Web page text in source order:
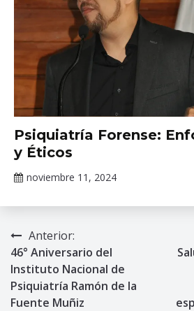
Todo
Psiquiatría Forense:
y Éticos
noviembre 11, 2024
Gallardo
Navegación
de
entradas
Anterior:
46° Aniversario del
Instituto Nacional de
Psiquiatría Ramón de la
Fuente Muñiz